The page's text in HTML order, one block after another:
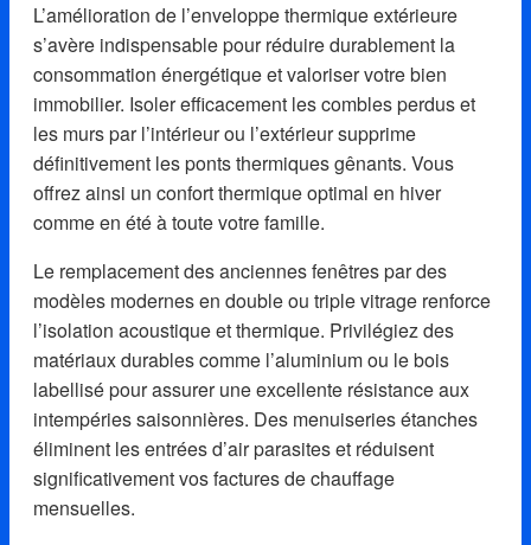
L’amélioration de l’enveloppe thermique extérieure
s’avère indispensable pour réduire durablement la
consommation énergétique et valoriser votre bien
immobilier. Isoler efficacement les combles perdus et
les murs par l’intérieur ou l’extérieur supprime
définitivement les ponts thermiques gênants. Vous
offrez ainsi un confort thermique optimal en hiver
comme en été à toute votre famille.
Le remplacement des anciennes fenêtres par des
modèles modernes en double ou triple vitrage renforce
l’isolation acoustique et thermique. Privilégiez des
matériaux durables comme l’aluminium ou le bois
labellisé pour assurer une excellente résistance aux
intempéries saisonnières. Des menuiseries étanches
éliminent les entrées d’air parasites et réduisent
significativement vos factures de chauffage
mensuelles.